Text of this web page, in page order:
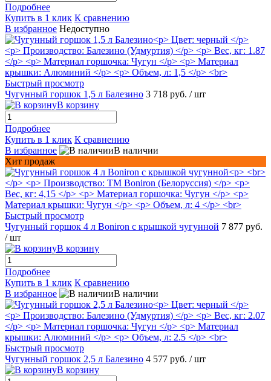
Подробнее
Купить в 1 клик К сравнению
В избранное Недоступно
Быстрый просмотр
Чугунный горшок 1,5 л Балезино 3 718 руб. / шт
В корзину
Подробнее
Купить в 1 клик К сравнению
В избранное
В наличии
Хит продаж
Быстрый просмотр
Чугунный горшок 4 л Boniron с крышкой чугунной 7 877 руб.
/ шт
В корзину
Подробнее
Купить в 1 клик К сравнению
В избранное
В наличии
Быстрый просмотр
Чугунный горшок 2,5 л Балезино 4 577 руб. / шт
В корзину